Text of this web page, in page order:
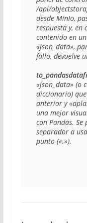
/api/
desde MinIo,
respuesta y, en
contenido en
«json_data»,
fallo, devuelve
«json_data» (o
diccionario)
anterior y
una mejor
con Pandas.
separador a
punto («.»).